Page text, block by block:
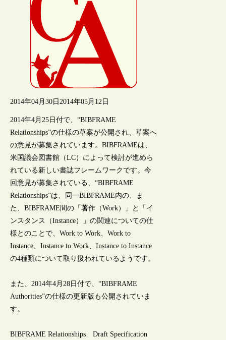
2014年04月30日 2014年05月12日
2014年4月25日付で、“BIBFRAME
Relationships”の仕様の草案が公開され、草案へ
の意見が募集されています。BIBFRAMEは、
米国議会図書館（LC）によって検討が進めら
れている新しい書誌フレームワークです。今
回意見が募集されている、“BIBFRAME
Relationships”は、同一BIBFRAME内の、ま
た、BIBFRAME間の「著作（Work）」と「イ
ンスタンス（Instance）」の関連についての仕
様とのことで、Work to Work、Work to
Instance、Instance to Work、Instance to Instance
の4種類について取り扱われているようです。
また、2014年4月28日付で、“BIBFRAME
Authorities”の仕様の更新版も公開されていま
す。
BIBFRAME Relationships Draft Specification